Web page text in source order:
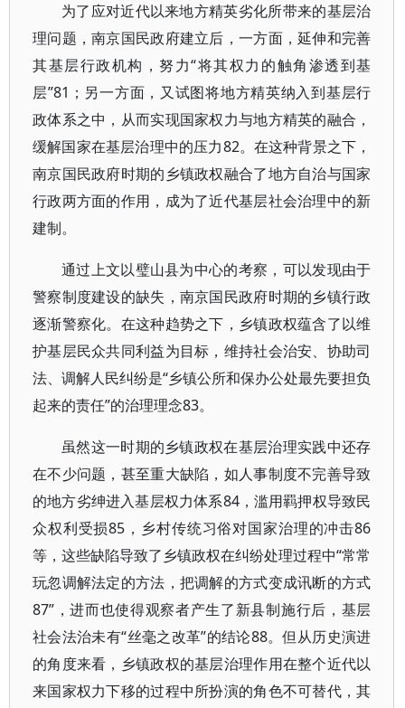
为了应对近代以来地方精英劣化所带来的基层治
理问题，南京国民政府建立后，一方面，延伸和完善
其基层行政机构，努力“将其权力的触角渗透到基
层”81；另一方面，又试图将地方精英纳入到基层行
政体系之中，从而实现国家权力与地方精英的融合，
缓解国家在基层治理中的压力82。在这种背景之下，
南京国民政府时期的乡镇政权融合了地方自治与国家
行政两方面的作用，成为了近代基层社会治理中的新
建制。
通过上文以璧山县为中心的考察，可以发现由于
警察制度建设的缺失，南京国民政府时期的乡镇行政
逐渐警察化。在这种趋势之下，乡镇政权蕴含了以维
护基层民众共同利益为目标，维持社会治安、协助司
法、调解人民纠纷是“乡镇公所和保办公处最先要担负
起来的责任”的治理理念83。
虽然这一时期的乡镇政权在基层治理实践中还存
在不少问题，甚至重大缺陷，如人事制度不完善导致
的地方劣绅进入基层权力体系84，滥用羁押权导致民
众权利受损85，乡村传统习俗对国家治理的冲击86
等，这些缺陷导致了乡镇政权在纠纷处理过程中“常常
玩忽调解法定的方法，把调解的方式变成讯断的方式
87”，进而也使得观察者产生了新县制施行后，基层
社会法治未有“丝毫之改革”的结论88。但从历史演进
的角度来看，乡镇政权的基层治理作用在整个近代以
来国家权力下移的过程中所扮演的角色不可替代，其